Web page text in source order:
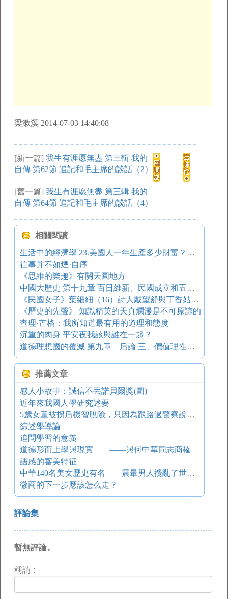
梁漱溟 2014-07-03 14:40:08
[新一篇] 我生有涯愿無盡 第三輯 我的
自傳 第62節 追記和毛主席的談話（2）
[舊一篇] 我生有涯愿無盡 第三輯 我的
自傳 第64節 追記和毛主席的談話（4）
相關閱讀
生活中的經濟學 23.美國人一年生產多少財富？（上）
往事并不如煙·自序
《思維的樂趣》有關天圓地方
中國大歷史 第十九章 百日維新、民國成立和五四運動
《民國女子》葉細細（16）詩人戴望舒與丁香姑娘原型
《歷史的先聲》 知識精英的天真爛漫是不可原諒的
查理·芒格：我所知道最有用的道理和態度
沉重的肉身 平安夜我該與誰在一起？
道德理想國的覆滅 第九章 后論 三、價值理性與工具理性相互界定
推薦文章
感人小故事：誠信不丟諾貝爾獎(圖)
近年來我國人學研究述要
5歲女童被拐后機智脫險，只因為跟路過警察說了一句話…
綜述學導論
追問學習的意義
道德形而上學與現實 ——與何中華同志商榷
語感的審美特征
中華140名美女歷史有名——震暈男人攪亂了世界！
微商的下一步應該怎么走？
評論集
暫無評論。
稱謂：